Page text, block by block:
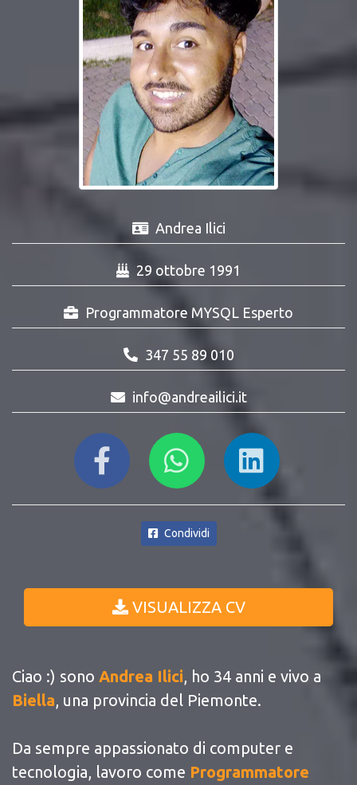
Andrea Ilici
29 ottobre 1991
Programmatore MYSQL Esperto
347 55 89 010
info@andreailici.it
Condividi
VISUALIZZA CV
Ciao :) sono Andrea Ilici, ho 34 anni e vivo a
Biella, una provincia del Piemonte.
Da sempre appassionato di computer e
tecnologia, lavoro come Programmatore